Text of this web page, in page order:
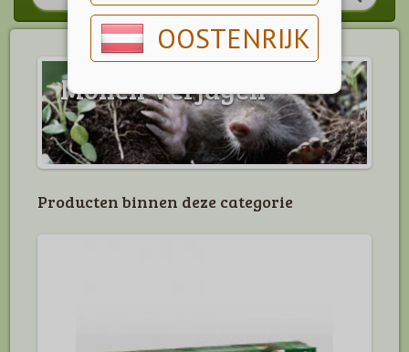
OOSTENRIJK
Mollen Verjagen
Producten binnen deze categorie